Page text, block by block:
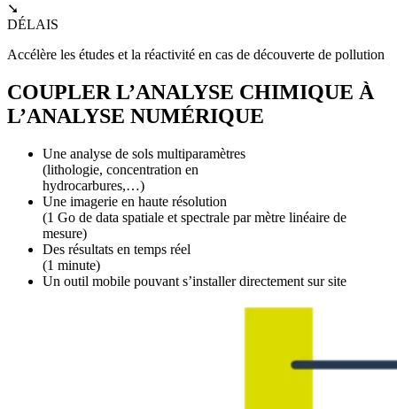
➘
DÉLAIS
Accélère les études et la réactivité en cas de découverte de pollution
COUPLER L’ANALYSE CHIMIQUE À
L’ANALYSE NUMÉRIQUE
Une analyse de sols multiparamètres
(lithologie, concentration en
hydrocarbures,…)
Une imagerie en haute résolution
(1 Go de data spatiale et spectrale par mètre linéaire de
mesure)
Des résultats en temps réel
(1 minute)
Un outil mobile pouvant s’installer directement sur site